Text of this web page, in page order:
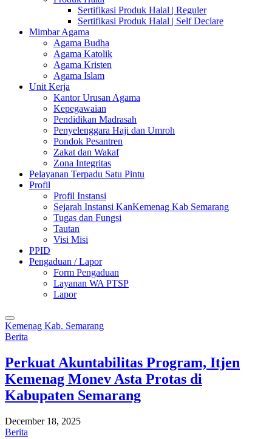
Sertifikasi Produk Halal | Reguler
Sertifikasi Produk Halal | Self Declare
Mimbar Agama
Agama Budha
Agama Katolik
Agama Kristen
Agama Islam
Unit Kerja
Kantor Urusan Agama
Kepegawaian
Pendidikan Madrasah
Penyelenggara Haji dan Umroh
Pondok Pesantren
Zakat dan Wakaf
Zona Integritas
Pelayanan Terpadu Satu Pintu
Profil
Profil Instansi
Sejarah Instansi KanKemenag Kab Semarang
Tugas dan Fungsi
Tautan
Visi Misi
PPID
Pengaduan / Lapor
Form Pengaduan
Layanan WA PTSP
Lapor
Kemenag Kab. Semarang
Berita
Perkuat Akuntabilitas Program, Itjen
Kemenag Monev Asta Protas di
Kabupaten Semarang
December 18, 2025
Berita